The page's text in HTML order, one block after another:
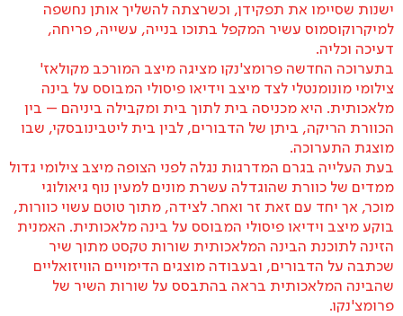
ישנות שסיימו את תפקידן, וכשרצתה להשליך אותן נחשפה
למיקרוקוסמוס עשיר המקפל בתוכו בנייה, עשייה, פריחה,
דעיכה וכליה.
בתערוכה החדשה פרומצ'נקו מציגה מיצב המורכב מקולאז'
צילומי מונומנטלי לצד מיצב וידיאו פיסולי המבוסס על בינה
מלאכותית. היא מכניסה בית לתוך בית ומקבילה ביניהם – בין
הכוורת הריקה, ביתן של הדבורים, לבין בית ליטבינובסקי, שבו
מוצגת התערוכה.
בעת העלייה בגרם המדרגות נגלה לפני הצופה מיצב צילומי גדול
ממדים של כוורת שהוגדלה עשרת מונים למעין נוף גיאולוגי
מוכר, אך יחד עם זאת זר ואחר. לצידה, מתוך טוטם עשוי כוורות,
בוקע מיצב וידיאו פיסולי המבוסס על בינה מלאכותית. האמנית
הזינה לתוכנת הבינה המלאכותית שורות טקסט מתוך שיר
שכתבה על הדבורים, ובעבודה מוצגים הדימויים הוויזואליים
שהבינה המלאכותית בראה בהתבסס על שורות השיר של
פרומצ'נקו.